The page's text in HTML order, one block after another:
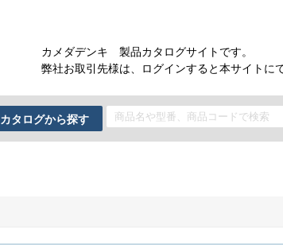
カメダデンキ 製品カタログサイトです。
弊社お取引先様は、ログインすると本サイトに
カタログから探す